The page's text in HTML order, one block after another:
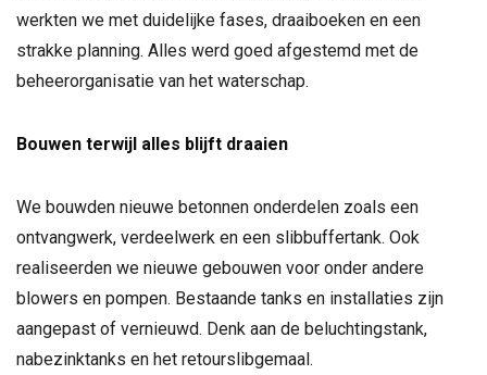
werkten we met duidelijke fases, draaiboeken en een
strakke planning. Alles werd goed afgestemd met de
beheerorganisatie van het waterschap.
Bouwen terwijl alles blijft draaien
We bouwden nieuwe betonnen onderdelen zoals een
ontvangwerk, verdeelwerk en een slibbuffertank. Ook
realiseerden we nieuwe gebouwen voor onder andere
blowers en pompen. Bestaande tanks en installaties zijn
aangepast of vernieuwd. Denk aan de beluchtingstank,
nabezinktanks en het retourslibgemaal.